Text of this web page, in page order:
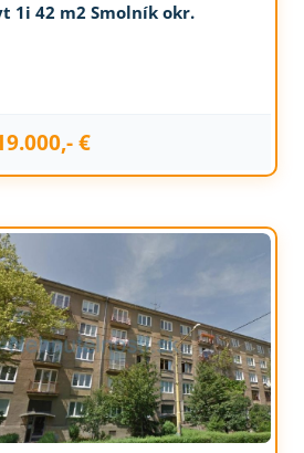
1i 42 m2 Smolník okr.
€